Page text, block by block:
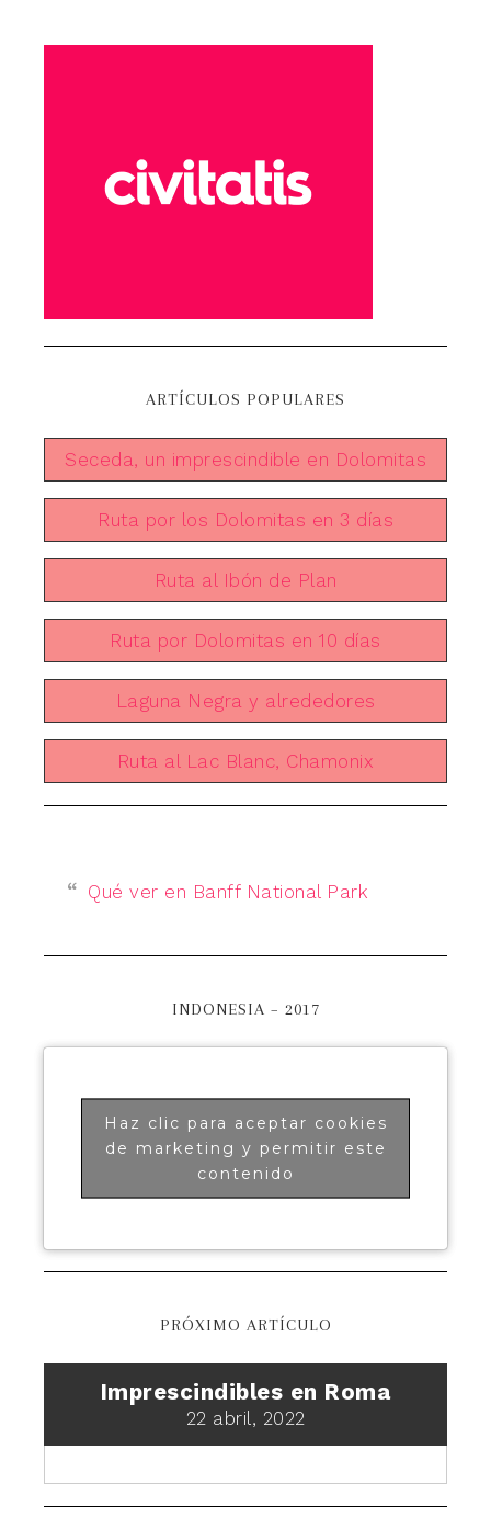
ARTÍCULOS POPULARES
Seceda, un imprescindible en Dolomitas
Ruta por los Dolomitas en 3 días
Ruta al Ibón de Plan
Ruta por Dolomitas en 10 días
Laguna Negra y alrededores
Ruta al Lac Blanc, Chamonix
Qué ver en Banff National Park
INDONESIA – 2017
Haz clic para aceptar cookies
de marketing y permitir este
contenido
PRÓXIMO ARTÍCULO
Imprescindibles en Roma
22 abril, 2022